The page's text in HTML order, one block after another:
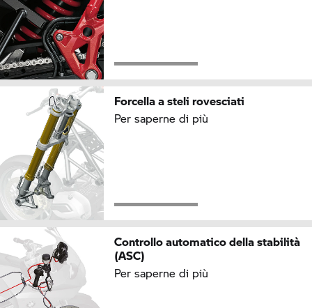
Forcella a steli rovesciati
Per saperne di più
Controllo automatico della stabilità
(ASC)
Per saperne di più